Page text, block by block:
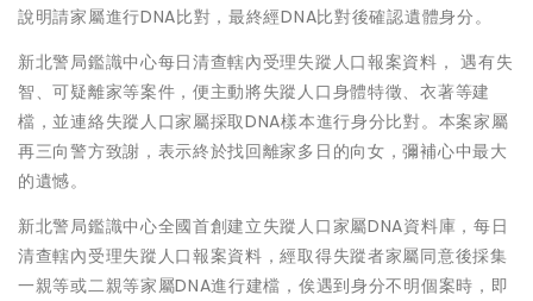
說明請家屬進行DNA比對，最終經DNA比對後確認遺體身分。
新北警局鑑識中心每日清查轄內受理失蹤人口報案資料， 遇有失
智、可疑離家等案件，便主動將失蹤人口身體特徵、衣著等建
檔，並連絡失蹤人口家屬採取DNA樣本進行身分比對。本案家屬
再三向警方致謝，表示終於找回離家多日的向女，彌補心中最大
的遺憾。
新北警局鑑識中心全國首創建立失蹤人口家屬DNA資料庫，每日
清查轄內受理失蹤人口報案資料，經取得失蹤者家屬同意後採集
一親等或二親等家屬DNA進行建檔，俟遇到身分不明個案時，即